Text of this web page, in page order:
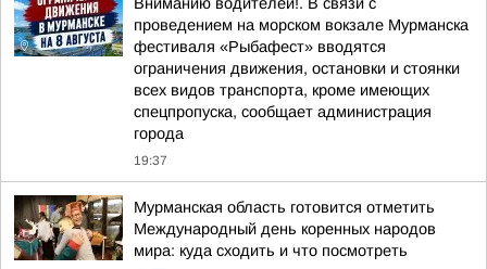
проведением на морском вокзале Мурманска
фестиваля «Рыбафест» вводятся
ограничения движения, остановки и стоянки
всех видов транспорта, кроме имеющих
спецпропуска, сообщает администрация
города
19:37
Мурманская область готовится отметить
Международный день коренных народов
мира: куда сходить и что посмотреть